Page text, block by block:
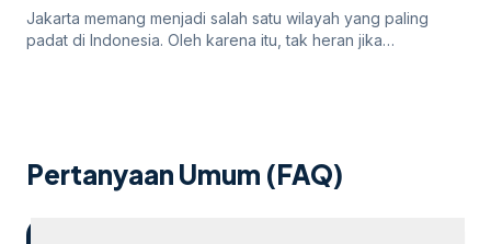
Jakarta memang menjadi salah satu wilayah yang paling
padat di Indonesia. Oleh karena itu, tak heran jika
cukup? Atau […]
Pertanyaan Umum (FAQ)